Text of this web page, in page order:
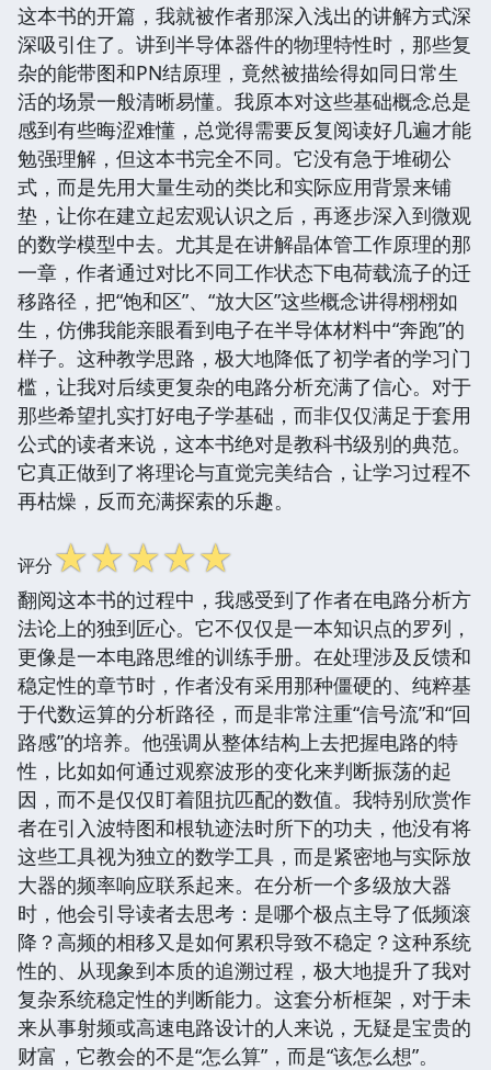
这本书的开篇，我就被作者那深入浅出的讲解方式深
深吸引住了。讲到半导体器件的物理特性时，那些复
杂的能带图和PN结原理，竟然被描绘得如同日常生
活的场景一般清晰易懂。我原本对这些基础概念总是
感到有些晦涩难懂，总觉得需要反复阅读好几遍才能
勉强理解，但这本书完全不同。它没有急于堆砌公
式，而是先用大量生动的类比和实际应用背景来铺
垫，让你在建立起宏观认识之后，再逐步深入到微观
的数学模型中去。尤其是在讲解晶体管工作原理的那
一章，作者通过对比不同工作状态下电荷载流子的迁
移路径，把“饱和区”、“放大区”这些概念讲得栩栩如
生，仿佛我能亲眼看到电子在半导体材料中“奔跑”的
样子。这种教学思路，极大地降低了初学者的学习门
槛，让我对后续更复杂的电路分析充满了信心。对于
那些希望扎实打好电子学基础，而非仅仅满足于套用
公式的读者来说，这本书绝对是教科书级别的典范。
它真正做到了将理论与直觉完美结合，让学习过程不
再枯燥，反而充满探索的乐趣。
评分☆☆☆☆☆
翻阅这本书的过程中，我感受到了作者在电路分析方
法论上的独到匠心。它不仅仅是一本知识点的罗列，
更像是一本电路思维的训练手册。在处理涉及反馈和
稳定性的章节时，作者没有采用那种僵硬的、纯粹基
于代数运算的分析路径，而是非常注重“信号流”和“回
路感”的培养。他强调从整体结构上去把握电路的特
性，比如如何通过观察波形的变化来判断振荡的起
因，而不是仅仅盯着阻抗匹配的数值。我特别欣赏作
者在引入波特图和根轨迹法时所下的功夫，他没有将
这些工具视为独立的数学工具，而是紧密地与实际放
大器的频率响应联系起来。在分析一个多级放大器
时，他会引导读者去思考：是哪个极点主导了低频滚
降？高频的相移又是如何累积导致不稳定？这种系统
性的、从现象到本质的追溯过程，极大地提升了我对
复杂系统稳定性的判断能力。这套分析框架，对于未
来从事射频或高速电路设计的人来说，无疑是宝贵的
财富，它教会的不是“怎么算”，而是“该怎么想”。